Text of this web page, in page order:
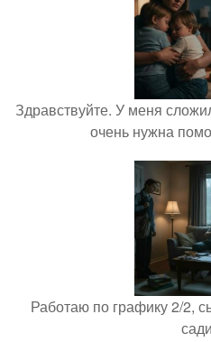
Здравствуйте. У меня
очень нужна
Работаю по графику 2/2,